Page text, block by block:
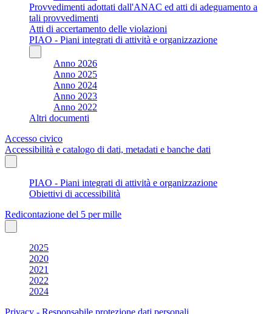
Provvedimenti adottati dall'ANAC ed atti di adeguamento a
tali provvedimenti
Atti di accertamento delle violazioni
PIAO - Piani integrati di attività e organizzazione
Anno 2026
Anno 2025
Anno 2024
Anno 2023
Anno 2022
Altri documenti
Accesso civico
Accessibilità e catalogo di dati, metadati e banche dati
PIAO - Piani integrati di attività e organizzazione
Obiettivi di accessibilità
Redicontazione del 5 per mille
2025
2020
2021
2022
2024
Privacy - Responsabile protezione dati personali